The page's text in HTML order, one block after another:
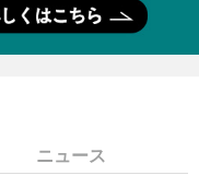
ニュース